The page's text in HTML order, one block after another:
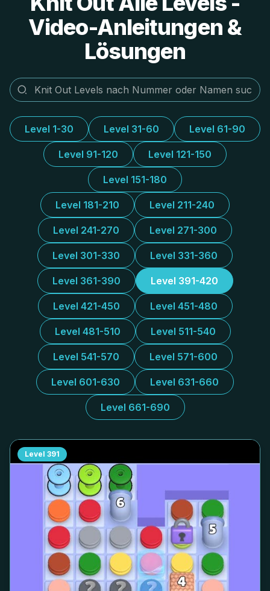
Video-Anleitungen &
Lösungen
Level 1-30 Level 31-60 Level 61-90
Level 91-120 Level 121-150
Level 151-180
Level 181-210 Level 211-240
Level 241-270 Level 271-300
Level 301-330 Level 331-360
Level 361-390 Level 391-420
Level 421-450 Level 451-480
Level 481-510 Level 511-540
Level 541-570 Level 571-600
Level 601-630 Level 631-660
Level 661-690
Level 391